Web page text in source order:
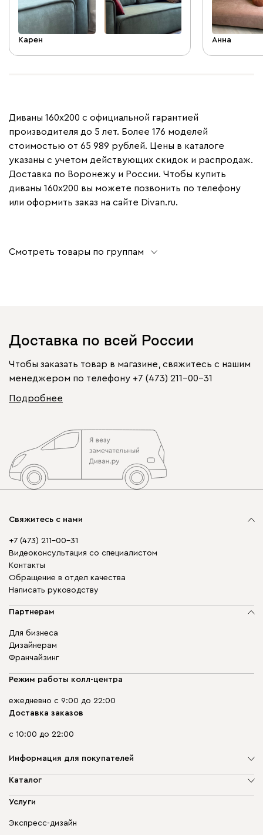
Карен Анна
Диваны 160х200 с официальной гарантией
производителя до 5 лет. Более 176 моделей
стоимостью от 65 989 рублей. Цены в каталоге
указаны с учетом действующих скидок и распродаж.
Доставка по Воронежу и России. Чтобы купить
диваны 160х200 вы можете позвонить по телефону
или оформить заказ на сайте Divan.ru.
Смотреть товары по группам
Доставка по всей России
Чтобы заказать товар в магазине, свяжитесь с нашим
менеджером по телефону +7 (473) 211-00-31
Подробнее
Свяжитесь с нами
+7 (473) 211-00-31
Видеоконсультация со специалистом
Контакты
Обращение в отдел качества
Написать руководству
Партнерам
Для бизнеса
Дизайнерам
Франчайзинг
Режим работы колл-центра
ежедневно с 9:00 до 22:00
Доставка заказов
с 10:00 до 22:00
Информация для покупателей
О компании
Доставка и оплата
диван.клуб
Каталог
Мягкая мебель
Бескаркасная мебель
Услуги
Экспресс-дизайн